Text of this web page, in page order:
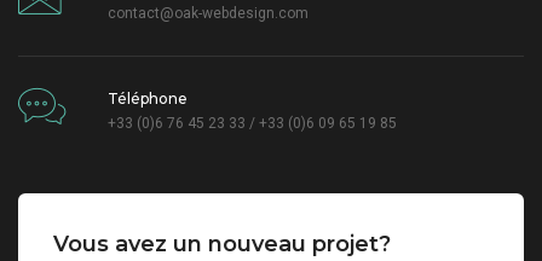
contact@oak-webdesign.com
Téléphone
+33 (0)6 76 45 23 33 / +33 (0)6 09 65 19 85
Vous avez un nouveau projet?